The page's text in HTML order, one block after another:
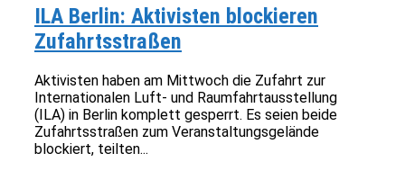
ILA Berlin: Aktivisten blockieren
Zufahrtsstraßen
Aktivisten haben am Mittwoch die Zufahrt zur
Internationalen Luft- und Raumfahrtausstellung
(ILA) in Berlin komplett gesperrt. Es seien beide
Zufahrtsstraßen zum Veranstaltungsgelände
blockiert, teilten...